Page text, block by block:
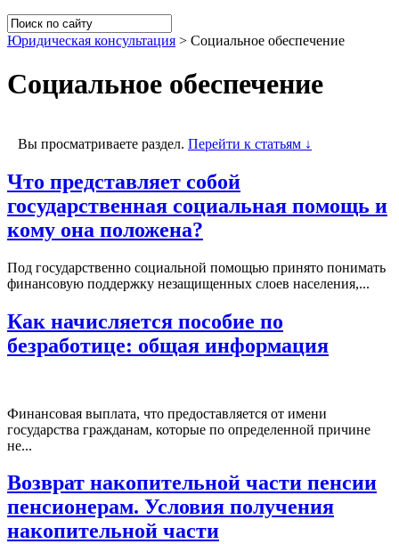
Юридическая консультация > Социальное обеспечение
Социальное обеспечение
Вы просматриваете раздел. Перейти к статьям ↓
Что представляет собой
государственная социальная помощь и
кому она положена?
Под государственно социальной помощью принято понимать
финансовую поддержку незащищенных слоев населения,...
Как начисляется пособие по
безработице: общая информация
Финансовая выплата, что предоставляется от имени
государства гражданам, которые по определенной причине
не...
Возврат накопительной части пенсии
пенсионерам. Условия получения
накопительной части